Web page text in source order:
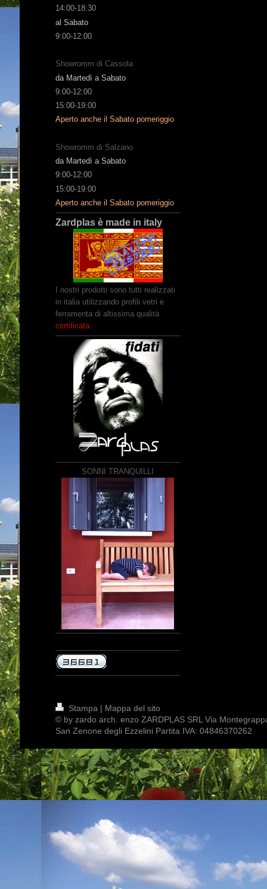
14:00-18:30
al Sabato
9:00-12:00
Showromm di Cassola
da Martedì a Sabato
9:00-12:00
15:00-19:00
Aperto anche il Sabato pomeriggio
Showromm di Salzano
da Martedì a Sabato
9:00-12:00
15:00-19:00
Aperto anche il Sabato pomeriggio
Zardplas è made in italy
I nostri prodotti sono tutti realizzati
in italia utilizzando profili vetri e
ferramenta di altissima qualità
certificata.
SONNI TRANQUILLI
Stampa | Mappa del sito
© by zardo arch. enzo ZARDPLAS SRL Via
San Zenone degli Ezzelini Partita IVA: 04846370262